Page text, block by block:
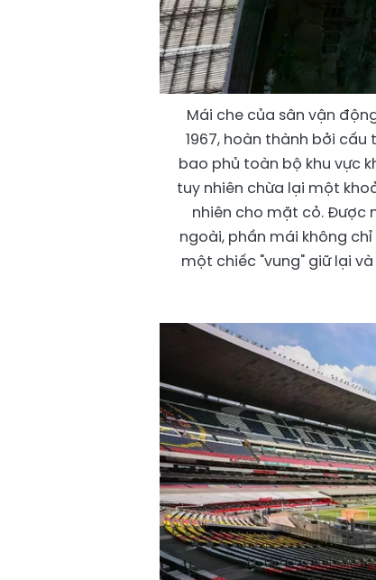
Mái che của sân vận
1967, hoàn thành bởi
bao phủ toàn bộ khu vực
tuy nhiên chừa lại một
nhiên cho mặt cỏ. Được
ngoài, phần mái không
một chiếc "vung" giữ lại